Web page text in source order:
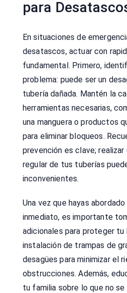
para
En situaciones de
desatascos, actuar con
fundamental. Primero,
problema: puede ser un
tubería dañada. Mantén la
herramientas necesarias,
una manguera o productos
para eliminar bloqueos.
prevención es clave;
regular de tus tuberías
inconvenientes.
Una vez que hayas
inmediato, es importante
adicionales para proteger tu
instalación de trampas de
desagües para minimizar el
obstrucciones. Además,
tu familia sobre lo que no